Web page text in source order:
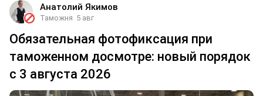
Анатолий Якимов
Таможня 5 авг
Обязательная фотофиксация при
таможенном досмотре: новый порядок
с 3 августа 2026